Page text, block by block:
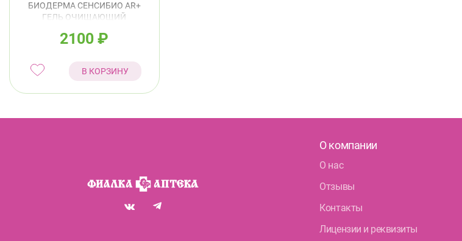
БИОДЕРМА СЕНСИБИО AR+
ГЕЛЬ ОЧИЩАЮЩИЙ
ПОКРАСНЕНИЯМИ 250МЛ
2100₽
В КОРЗИНУ
О компании
О нас
Отзывы
Контакты
Лицензии и реквизиты